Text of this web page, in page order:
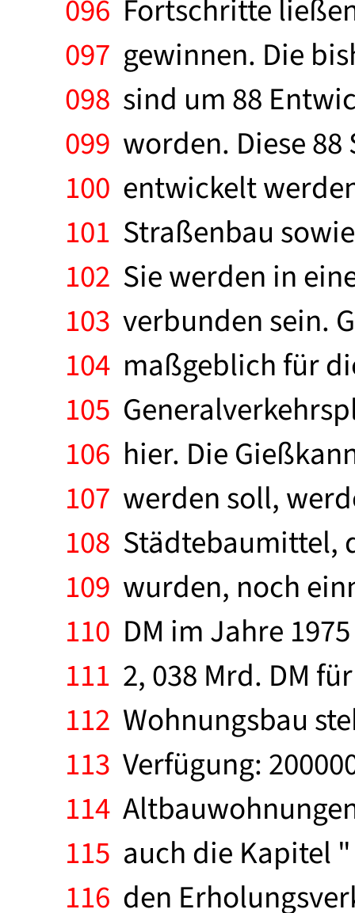
096 Fortschritte
097 gewinnen. Die
098 sind um 88
099 worden. Diese
100 entwickelt
101 Straßenbau
102 Sie werden in
103 verbunden sein.
104 maßgeblich für
105
106 hier. Die
107 werden soll,
108 Städtebaumittel,
109 wurden, noch
110 DM im Jahre
111 2, 038 Mrd. DM
112 Wohnungsbau
113 Verfügung:
114
115 auch die Kapitel
116 den